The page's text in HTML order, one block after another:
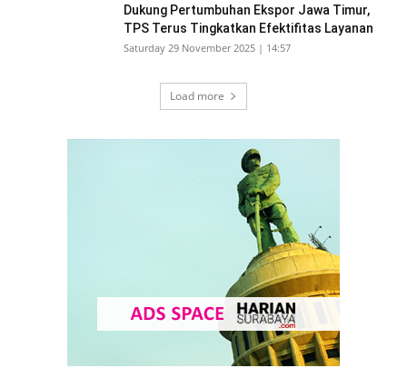
Dukung Pertumbuhan Ekspor Jawa Timur,
TPS Terus Tingkatkan Efektifitas Layanan
Saturday 29 November 2025 | 14:57
Load more